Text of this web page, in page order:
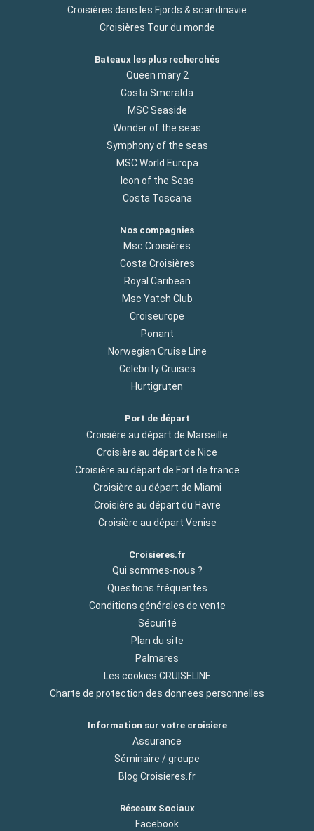
Croisières dans les Fjords & scandinavie
Croisières Tour du monde
Bateaux les plus recherchés
Queen mary 2
Costa Smeralda
MSC Seaside
Wonder of the seas
Symphony of the seas
MSC World Europa
Icon of the Seas
Costa Toscana
Nos compagnies
Msc Croisières
Costa Croisières
Royal Caribean
Msc Yatch Club
Croiseurope
Ponant
Norwegian Cruise Line
Celebrity Cruises
Hurtigruten
Port de départ
Croisière au départ de Marseille
Croisière au départ de Nice
Croisière au départ de Fort de france
Croisière au départ de Miami
Croisière au départ du Havre
Croisière au départ Venise
Croisieres.fr
Qui sommes-nous ?
Questions fréquentes
Conditions générales de vente
Sécurité
Plan du site
Palmares
Les cookies CRUISELINE
Charte de protection des donnees personnelles
Information sur votre croisiere
Assurance
Séminaire / groupe
Blog Croisieres.fr
Réseaux Sociaux
Facebook